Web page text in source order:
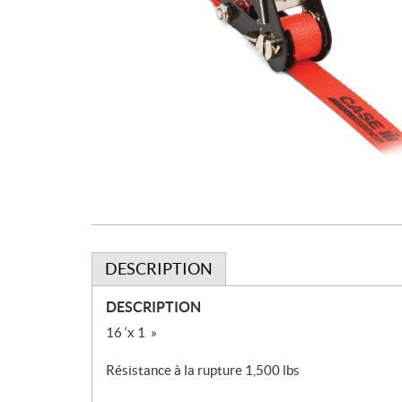
DESCRIPTION
DESCRIPTION
16 ‘x 1 »
Résistance à la rupture 1,500 lbs